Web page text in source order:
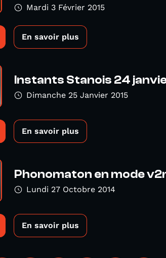
Mardi 3 Février 2015
En savoir plus
Instants Stanois 24
Dimanche 25 Janvier 2015
En savoir plus
Phonomaton en mode
Lundi 27 Octobre 2014
En savoir plus